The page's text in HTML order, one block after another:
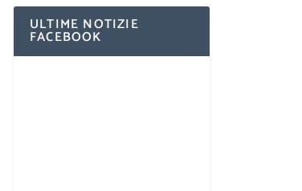
ULTIME NOTIZIE
FACEBOOK